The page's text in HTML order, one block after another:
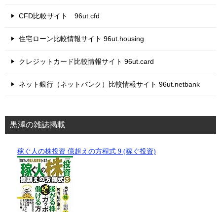
CFD比較サイト 96ut.cfd
住宅ローン比較情報サイト 96ut.housing
クレジットカード比較情報サイト 96ut.card
ネット銀行（ネットバンク）比較情報サイト 96ut.netbank
黒澤の雑誌掲載
稼ぐ人の株投資 億超えの方程式 9 (稼ぐ投資)